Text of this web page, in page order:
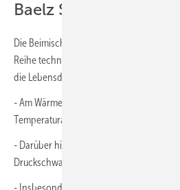
Baelz
Die Beimischschaltung mit Baelz
Reihe technischer Vorteile, die sowohl
die Lebensdauer der Anlage erhöhen.
- Am Wärmetauscher gibt es weniger
Temperaturanpassung wirkt der
- Darüber hinaus gleicht die
Druckschwankungen im Primärnetz des